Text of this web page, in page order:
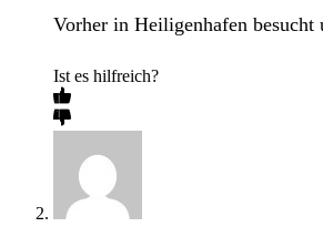
Vorher in Heiligenhafen besucht
Ist es hilfreich?